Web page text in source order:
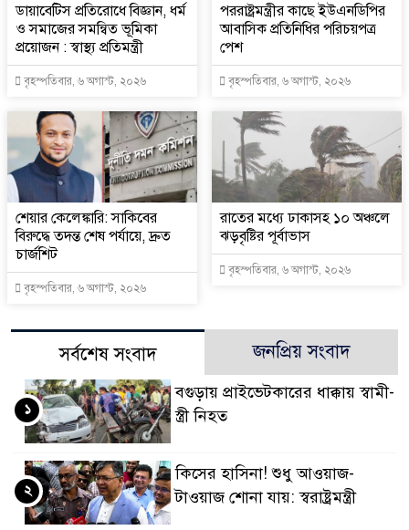
ডায়াবেটিস প্রতিরোধে বিজ্ঞান, ধর্ম
ও সমাজের সমন্বিত ভূমিকা
প্রয়োজন : স্বাস্থ্য প্রতিমন্ত্রী
বৃহস্পতিবার, ৬ অগাস্ট, ২০২৬
পররাষ্ট্রমন্ত্রীর কা‌ছে ইউএনডিপির
আবাসিক প্রতিনিধির পরিচয়পত্র
পেশ
বৃহস্পতিবার, ৬ অগাস্ট, ২০২৬
শেয়ার কেলেঙ্কারি: সাকিবের
বিরুদ্ধে তদন্ত শেষ পর্যায়ে, দ্রুত
চার্জশিট
বৃহস্পতিবার, ৬ অগাস্ট, ২০২৬
রাতের মধ্যে ঢাকাসহ ১০ অঞ্চলে
ঝড়বৃষ্টির পূর্বাভাস
বৃহস্পতিবার, ৬ অগাস্ট, ২০২৬
সর্বশেষ সংবাদ জনপ্রিয় সংবাদ
বগুড়ায় প্রাইভেটকারের ধাক্কায় স্বামী-
স্ত্রী নিহত
১
কিসের হাসিনা! শুধু আওয়াজ-
টাওয়াজ শোনা যায়: স্বরাষ্ট্রমন্ত্রী
২